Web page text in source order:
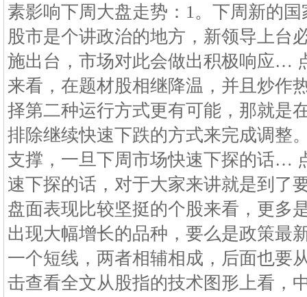
素影响下周大盘走势：1。下周新的
股市是个讲政治的地方，新领导上台
施出台，市场对此会做出积极响应…
来看，在题材股相继降温，并且炒作
择第二种运行方式更有可能，那就是
排除继续快速下跌的方式来完成调整
支撑，一旦下周市场快速下探的话…
速下探的话，对于大家来讲就是到了
盘面表现比较坚挺的个股来看，更多
出现大幅增长的品种，要么是政策最
一个短线，两者相辅相成，后面也要
击查看全文从股指的技术图形上看，